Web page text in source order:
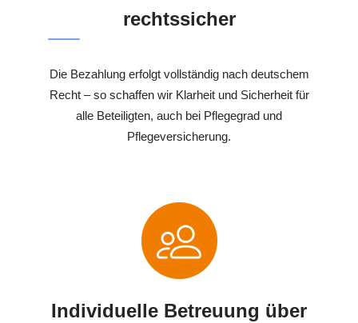
rechtssicher
Die Bezahlung erfolgt vollständig nach deutschem
Recht – so schaffen wir Klarheit und Sicherheit für
alle Beteiligten, auch bei Pflegegrad und
Pflegeversicherung.
Individuelle Betreuung über